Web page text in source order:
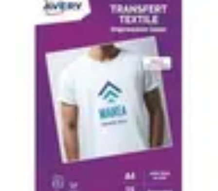
Transferts en Direct Foot
Analyses Guide Pratique ComparaisonsTop
Transferts en Direct Foot